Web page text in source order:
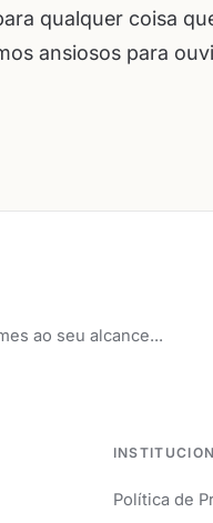
qualquer coisa
ansiosos para
ao seu alcance...
Política de